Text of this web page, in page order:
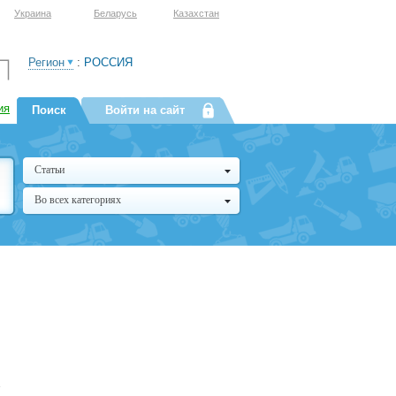
Украина Беларусь Казахстан
Регион : РОССИЯ
Поиск Войти на сайт
Статьи
Во всех категориях